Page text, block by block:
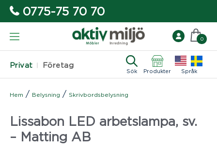
0775-75 70 70
Privat Företag
Sök Produkter Språk
0
Hem / Belysning / Skrivbordsbelysning
Lissabon LED arbetslampa, sv.
– Matting AB